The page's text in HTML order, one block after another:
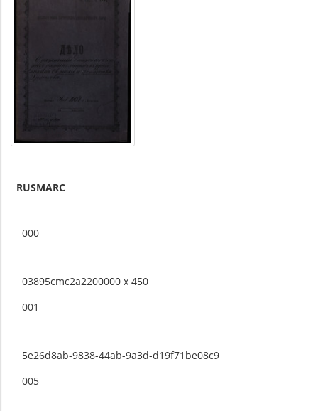
RUSMARC
000
03895cmc2a2200000 x 450
001
5e26d8ab-9838-44ab-9a3d-d19f71be08c9
005